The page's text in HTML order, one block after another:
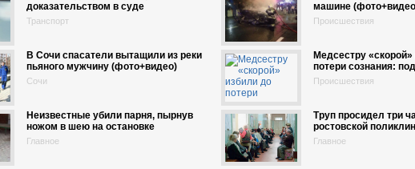
доказательством в суде
Транспорт
машине
Происшествия
В Сочи спасатели вытащили из реки
пьяного мужчину (фото+видео)
Сочи
Медсестру
потери сознания:
Происшествия
Неизвестные убили парня, пырнув
ножом в шею на остановке
Главное
Труп просидел три
ростовской
Главное